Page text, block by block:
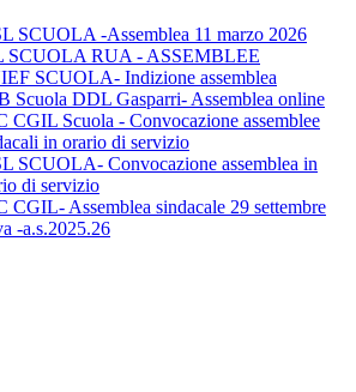
SCUOLA -Assemblea 11 marzo 2026
SCUOLA RUA - ASSEMBLEE
SCUOLA- Indizione assemblea
Scuola DDL Gasparri- Assemblea online
CGIL Scuola - Convocazione assemblee
in orario di servizio
SCUOLA- Convocazione assemblea in
di servizio
CGIL- Assemblea sindacale 29 settembre
-a.s.2025.26